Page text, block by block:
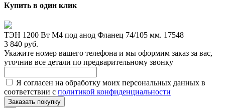
Купить в один клик
ТЭН 1200 Вт М4 под анод Фланец 74/105 мм. 17548
3 840 руб.
Укажите номер вашего телефона и мы оформим заказ за вас,
уточнив все детали по предварительному звонку
Я согласен на обработку моих персональных данных в
соответствии с политикой конфиденциальности
Заказать покупку